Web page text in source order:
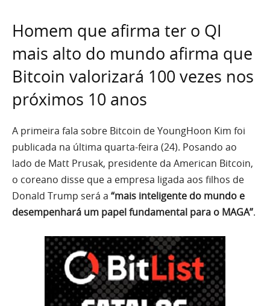
Homem que afirma ter o QI
mais alto do mundo afirma que
Bitcoin valorizará 100 vezes nos
próximos 10 anos
A primeira fala sobre Bitcoin de YoungHoon Kim foi
publicada na última quarta-feira (24). Posando ao
lado de Matt Prusak, presidente da American Bitcoin,
o coreano disse que a empresa ligada aos filhos de
Donald Trump será a “mais inteligente do mundo e
desempenhará um papel fundamental para o MAGA”.